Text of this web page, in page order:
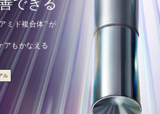
ミド複合体*1 が
アもかなえる
ル